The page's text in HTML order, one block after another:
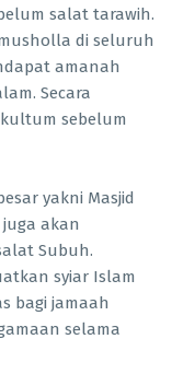
salat tarawih.
di seluruh
amanah
Secara
sebelum
yakni Masjid
akan
Subuh.
syiar Islam
bagi jamaah
selama